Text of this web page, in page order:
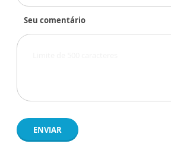
Seu comentário
ENVIAR